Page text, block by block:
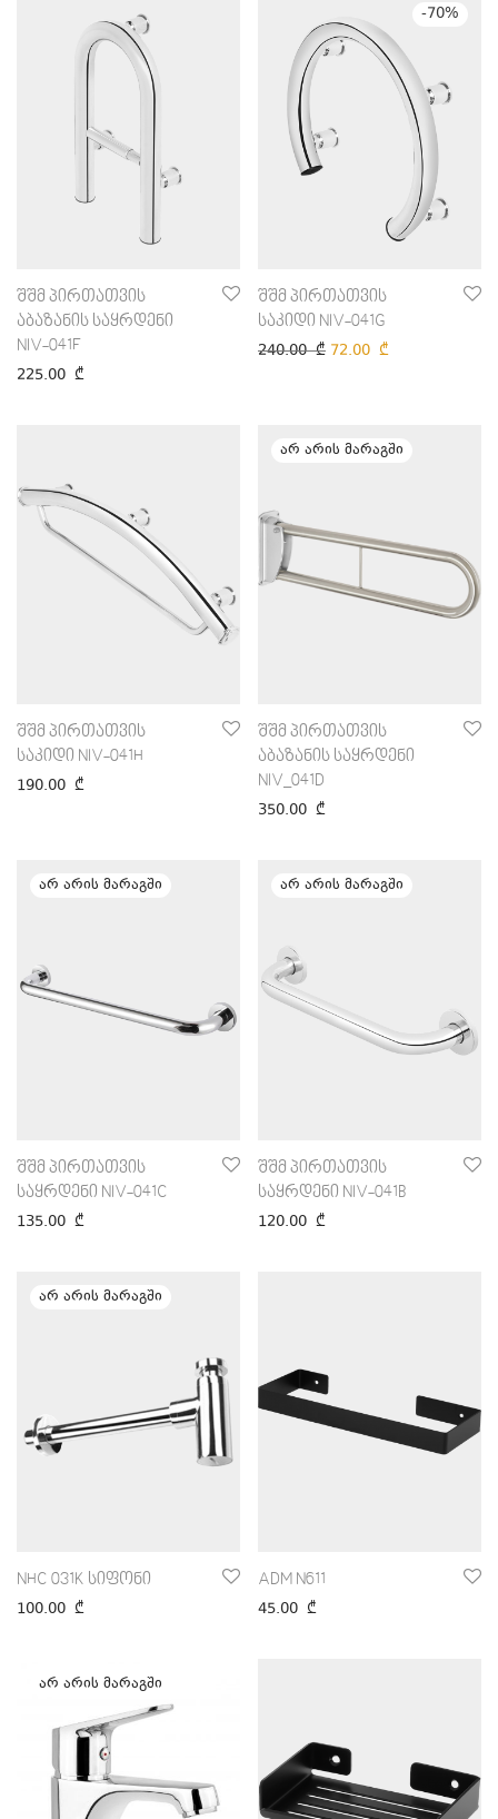
შშმ პირთათვის
აბაზანის საყრდენი
NIV-041F
225.00 ₾
-70%
შშმ პირთათვის
საკიდი NIV-041G
240.00₾ 72.00 ₾
შშმ პირთათვის
საკიდი NIV-041H
190.00 ₾
შშმ პირთათვის
აბაზანის საყრდენი
NIV_041D
350.00 ₾
შშმ პირთათვის
საყრდენი NIV-041C
135.00 ₾
შშმ პირთათვის
საყრდენი NIV-041B
120.00 ₾
NHC 031K სიფონი
100.00 ₾
ADM N611
45.00 ₾